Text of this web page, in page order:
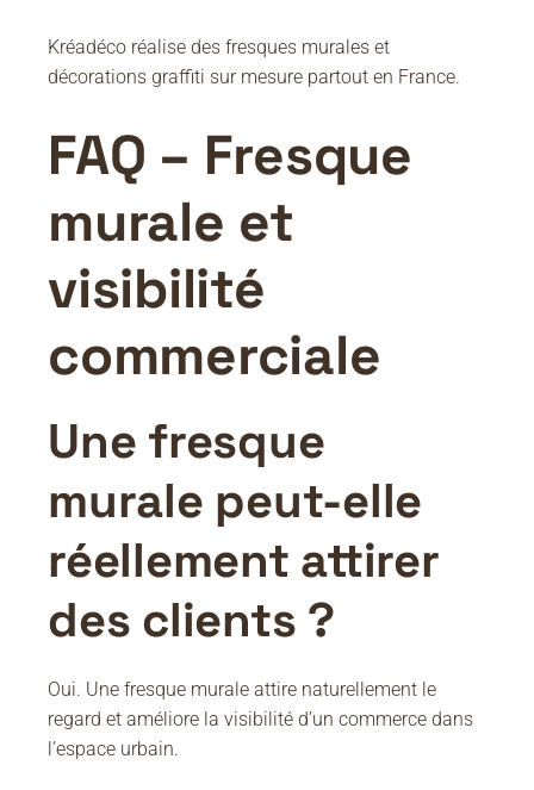
Kréadéco réalise des fresques murales et
décorations graffiti sur mesure partout en France.
FAQ – Fresque
murale et
visibilité
commerciale
Une fresque
murale peut-elle
réellement attirer
des clients ?
Oui. Une fresque murale attire naturellement le
regard et améliore la visibilité d’un commerce dans
l’espace urbain.